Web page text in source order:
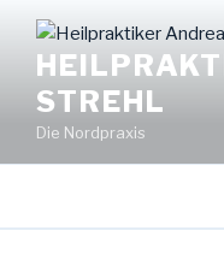
Inhalt
springen
STREHL
Die Nordpraxis